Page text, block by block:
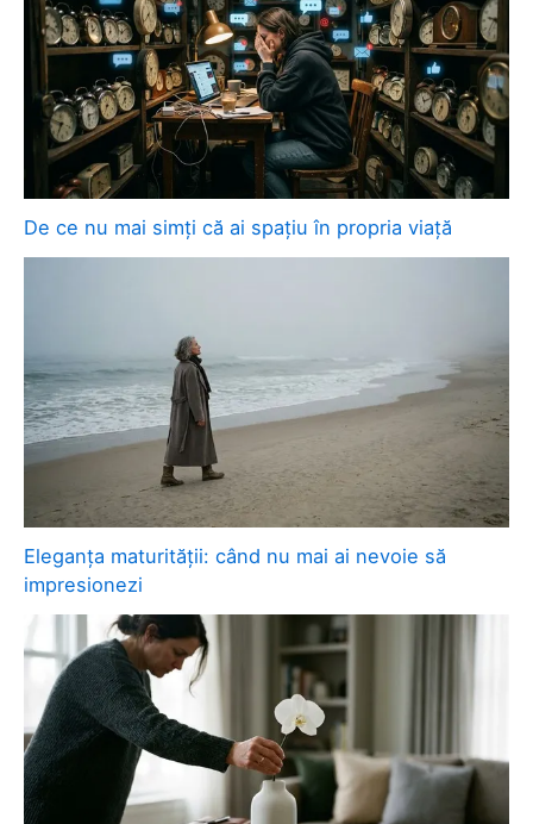
De ce nu mai simți că ai spațiu în propria viață
Eleganța maturității: când nu mai ai nevoie să
impresionezi